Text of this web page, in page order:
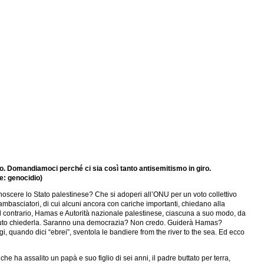
Domandiamoci perché ci sia così tanto antisemitismo in giro.
genocidio)
lo Stato palestinese? Che si adoperi all’ONU per un voto collettivo
di cui alcuni ancora con cariche importanti, chiedano alla
Hamas e Autorità nazionale palestinese, ciascuna a suo modo, da
chiederla. Saranno una democrazia? Non credo. Guiderà Hamas?
dici “ebrei”, sventola le bandiere from the river to the sea. Ed ecco
ha assalito un papà e suo figlio di sei anni, il padre buttato per terra,